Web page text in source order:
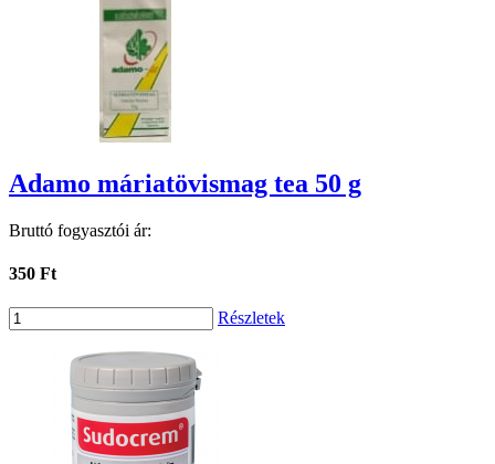
Adamo máriatövismag tea 50 g
Bruttó fogyasztói ár:
350 Ft
Részletek